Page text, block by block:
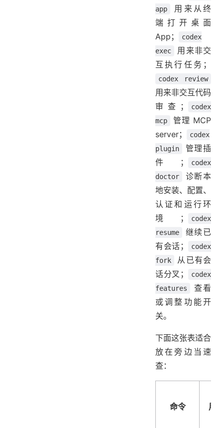
app
用来从终
端打开桌面
App；
codex
exec
用来非交
互执行任务；
codex review
用来非交互代码
审查；
codex
mcp
管理 MCP
server；
codex
plugin
管理插
件；
codex
doctor
诊断本
地安装、配置、
认证和运行环
境；
codex
resume
继续已
有会话；
codex
fork
从已有会
话分叉；
codex
features
查看
或调整功能开
关。
下面这张表适合
放在旁边当速
查：
命令 用